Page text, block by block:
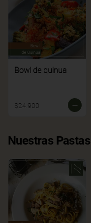
Bowl de quinua
$24.900
Nuestras Pastas